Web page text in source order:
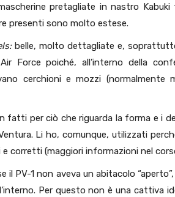
pretagliate in nastro Kabuki
presenti sono molto estese.
belle, molto dettagliate e,
Force poiché, all’interno della
cerchioni e mozzi (normalmente
fatti per ciò che riguarda la forma e i
Li ho, comunque, utilizzati
corretti (maggiori informazioni nel
il PV-1 non aveva un abitacolo
Per questo non è una cattiva